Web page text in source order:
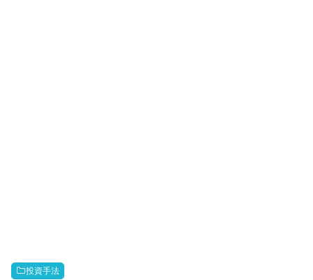
投資手法